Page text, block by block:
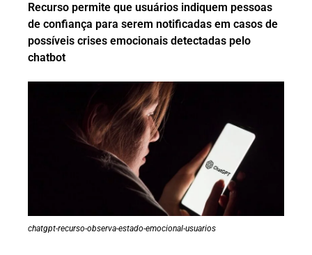
Recurso permite que usuários indiquem pessoas
de confiança para serem notificadas em casos de
possíveis crises emocionais detectadas pelo
chatbot
chatgpt-recurso-observa-estado-emocional-usuarios